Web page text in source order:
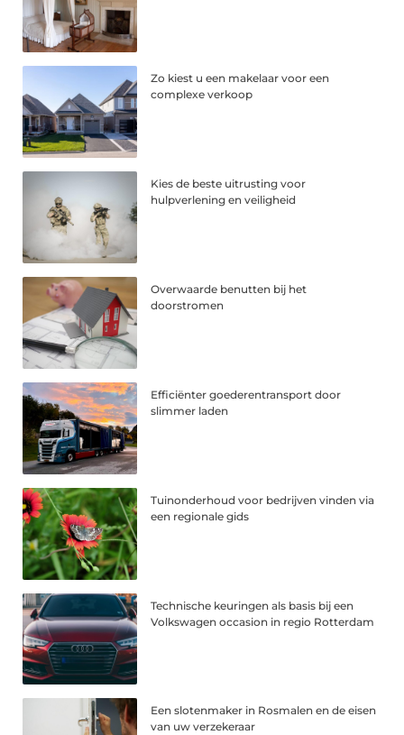
Zo kiest u een makelaar voor een
complexe verkoop
Kies de beste uitrusting voor
hulpverlening en veiligheid
Overwaarde benutten bij het
doorstromen
Efficiënter goederentransport door
slimmer laden
Tuinonderhoud voor bedrijven vinden via
een regionale gids
Technische keuringen als basis bij een
Volkswagen occasion in regio Rotterdam
Een slotenmaker in Rosmalen en de eisen
van uw verzekeraar